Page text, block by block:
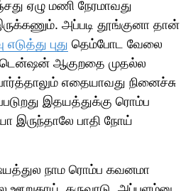
ஏழு மணி நேரமாவது
அப்படி தூங்குனா தான்
புது தெம்போட வேலை
டென்ஷன் ஆகுறதை முதல்ல
எதையாவது நினைச்சு
இதயத்துக்கு ரொம்ப
இருந்தாலே பாதி நோய்
நாம ரொம்ப கவனமா